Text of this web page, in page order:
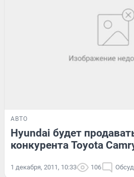
АВТО
Hyundai будет
конкурента Toyota
1 декабря, 2011, 10:33 106